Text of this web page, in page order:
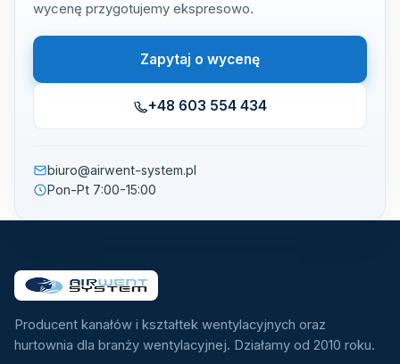
wycenę przygotujemy ekspresowo.
Zapytaj o wycenę
+48 603 554 434
biuro@airwent-system.pl
Pon-Pt 7:00-15:00
Producent kanałów i kształtek wentylacyjnych oraz
hurtownia dla branży wentylacyjnej. Działamy od 2010 roku.